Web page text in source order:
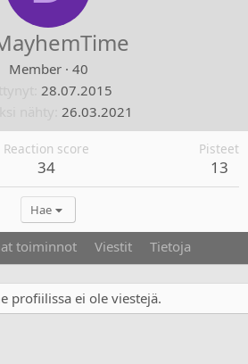
Member · 40
28.07.2015
26.03.2021
Reaction score
34
Pisteet
13
Hae
toiminnot Viestit Tietoja
profiilissa ei ole viestejä.